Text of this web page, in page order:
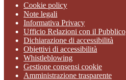
Cookie policy
Note legali
Informativa Privacy
Ufficio Relazioni con il Pubblico
Dichiarazione di accessibilità
Obiettivi di accessibilità
Whistleblowing
Gestione consensi cookie
Amministrazione trasparente